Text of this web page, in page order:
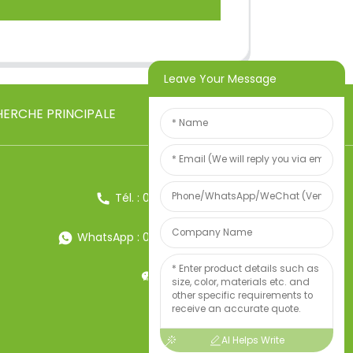
PRINCIPALE
Tél. : 0086-13857957906
WhatsApp : 0086-13857957906
Poids:34247497
Leave Your Message
AI Helps Write